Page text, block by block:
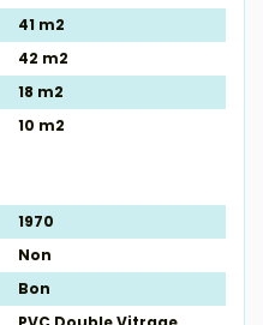
41 m2
42 m2
18 m2
10 m2
1970
Non
Bon